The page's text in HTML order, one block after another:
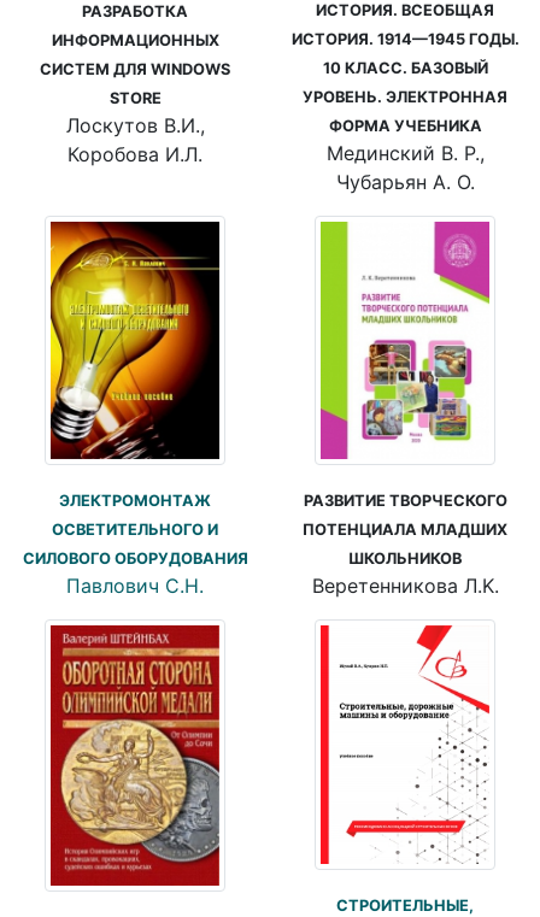
РАЗРАБОТКА
ИНФОРМАЦИОННЫХ
СИСТЕМ ДЛЯ WINDOWS
STORE
Лоскутов В.И.,
Коробова И.Л.
ИСТОРИЯ. ВСЕОБЩАЯ
ИСТОРИЯ. 1914—1945 ГОДЫ.
10 КЛАСС. БАЗОВЫЙ
УРОВЕНЬ. ЭЛЕКТРОННАЯ
ФОРМА УЧЕБНИКА
Мединский В. Р.,
Чубарьян А. О.
ЭЛЕКТРОМОНТАЖ
ОСВЕТИТЕЛЬНОГО И
СИЛОВОГО ОБОРУДОВАНИЯ
Павлович С.Н.
РАЗВИТИЕ ТВОРЧЕСКОГО
ПОТЕНЦИАЛА МЛАДШИХ
ШКОЛЬНИКОВ
Веретенникова Л.K.
СТРОИТЕЛЬНЫЕ,